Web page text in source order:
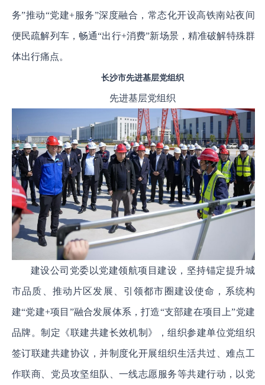
务”推动“党建+服务”深度融合，常态化开设高铁南站夜间
便民疏解列车，畅通“出行+消费”新场景，精准破解特殊群
体出行痛点。
长沙市先进基层党组织
先进基层党组织
建设公司党委以党建领航项目建设，坚持锚定提升城
市品质、推动片区发展、引领都市圈建设使命，系统构
建“党建+项目”融合发展体系，打造“支部建在项目上”党建
品牌。制定《联建共建长效机制》，组织参建单位党组织
签订联建共建协议，并制度化开展组织生活共过、难点工
作联商、党员攻坚组队、一线志愿服务等共建行动，以党